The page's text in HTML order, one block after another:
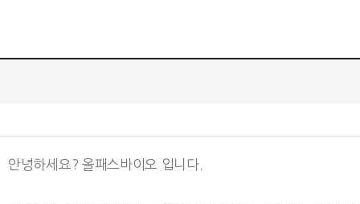
안녕하세요? 올패스바이오 입니다.